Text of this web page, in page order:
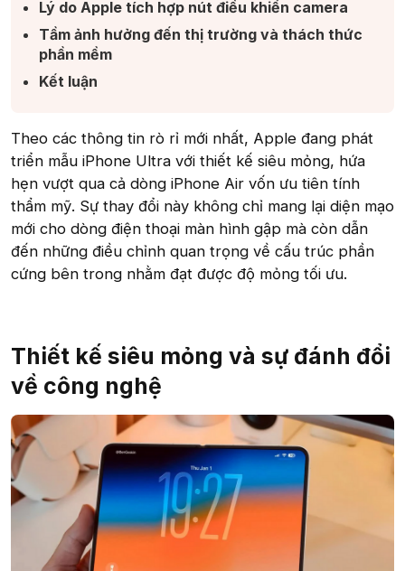
Lý do Apple tích hợp nút điều khiển camera​
Tầm ảnh hưởng đến thị trường và thách thức
phần mềm​
Kết luận​
Theo các thông tin rò rỉ mới nhất, Apple đang phát
triển mẫu iPhone Ultra với thiết kế siêu mỏng, hứa
hẹn vượt qua cả dòng iPhone Air vốn ưu tiên tính
thẩm mỹ. Sự thay đổi này không chỉ mang lại diện mạo
mới cho dòng điện thoại màn hình gập mà còn dẫn
đến những điều chỉnh quan trọng về cấu trúc phần
cứng bên trong nhằm đạt được độ mỏng tối ưu.
Thiết kế siêu mỏng và sự đánh đổi
về công nghệ​